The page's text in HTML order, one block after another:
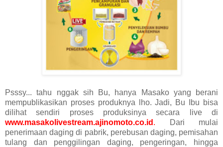
Psssy... tahu nggak sih Bu, hanya Masako yang berani
mempublikasikan proses produknya lho. Jadi, Bu Ibu bisa
dilihat sendiri proses produksinya secara live di
www.masakolivestream.ajinomoto.co.id .
Dari mulai
penerimaan daging di pabrik, perebusan daging, pemisahan
tulang dan penggilingan daging, pengeringan, hingga